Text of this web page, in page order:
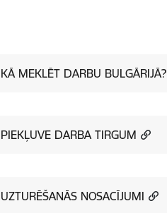
KĀ MEKLĒT DARBU BULGĀRIJĀ?
PIEKĻUVE DARBA TIRGUM
UZTURĒŠANĀS NOSACĪJUMI